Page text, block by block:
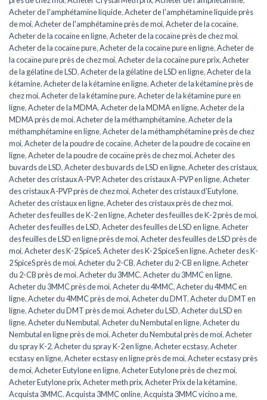
Acheter de l'amphétamine liquide,Acheter de l'amphétamine liquide près
de moi,Acheter de l'amphétamine près de moi,Acheter de la cocaïne,
Acheter de la cocaïne en ligne,Acheter de la cocaïne près de chez moi,
Acheter de la cocaïne pure,Acheter de la cocaïne pure en ligne,Acheter de
la cocaïne pure près de chez moi,Acheter de la cocaïne pure prix,Acheter
de la gélatine de LSD,Acheter de la gélatine de LSD en ligne,Acheter de la
kétamine,Acheter de la kétamine en ligne,Acheter de la kétamine près de
chez moi,Acheter de la kétamine pure,Acheter de la kétamine pure en
ligne,Acheter de la MDMA,Acheter de la MDMA en ligne,Acheter de la
MDMA près de moi,Acheter de la méthamphétamine,Acheter de la
méthamphétamine en ligne,Acheter de la méthamphétamine près de chez
moi,Acheter de la poudre de cocaïne,Acheter de la poudre de cocaïne en
ligne,Acheter de la poudre de cocaïne près de chez moi,Acheter des
buvards de LSD,Acheter des buvards de LSD en ligne,Acheter des cristaux,
Acheter des cristaux A-PVP,Acheter des cristaux A-PVP en ligne,Acheter
des cristaux A-PVP près de chez moi,Acheter des cristaux d’Eutylone,
Acheter des cristaux en ligne,Acheter des cristaux près de chez moi,
Acheter des feuilles de K-2 en ligne,Acheter des feuilles de K-2 près de moi,
Acheter des feuilles de LSD,Acheter des feuilles de LSD en ligne,Acheter
des feuilles de LSD en ligne près de moi,Acheter des feuilles de LSD près de
moi,Acheter des K-2 SpiceS,Acheter des K-2 SpiceS en ligne,Acheter des K-
2 SpiceS près de moi,Acheter du 2-CB,Acheter du 2-CB en ligne,Acheter
du 2-CB près de moi,Acheter du 3MMC,Acheter du 3MMC en ligne,
Acheter du 3MMC près de moi,Acheter du 4MMC,Acheter du 4MMC en
ligne,Acheter du 4MMC près de moi,Acheter du DMT,Acheter du DMT en
ligne,Acheter du DMT près de moi,Acheter du LSD,Acheter du LSD en
ligne,Acheter du Nembutal,Acheter du Nembutal en ligne,Acheter du
Nembutal en ligne près de moi,Acheter du Nembutal près de moi,Acheter
du spray K-2,Acheter du spray K-2 en ligne,Acheter ecstasy,Acheter
ecstasy en ligne,Acheter ecstasy en ligne près de moi,Acheter ecstasy près
de moi,Acheter Eutylone en ligne,Acheter Eutylone près de chez moi,
Acheter Eutylone prix,Acheter meth prix,Acheter Prix de la kétamine,
Acquista 3MMC,Acquista 3MMC online,Acquista 3MMC vicino a me,